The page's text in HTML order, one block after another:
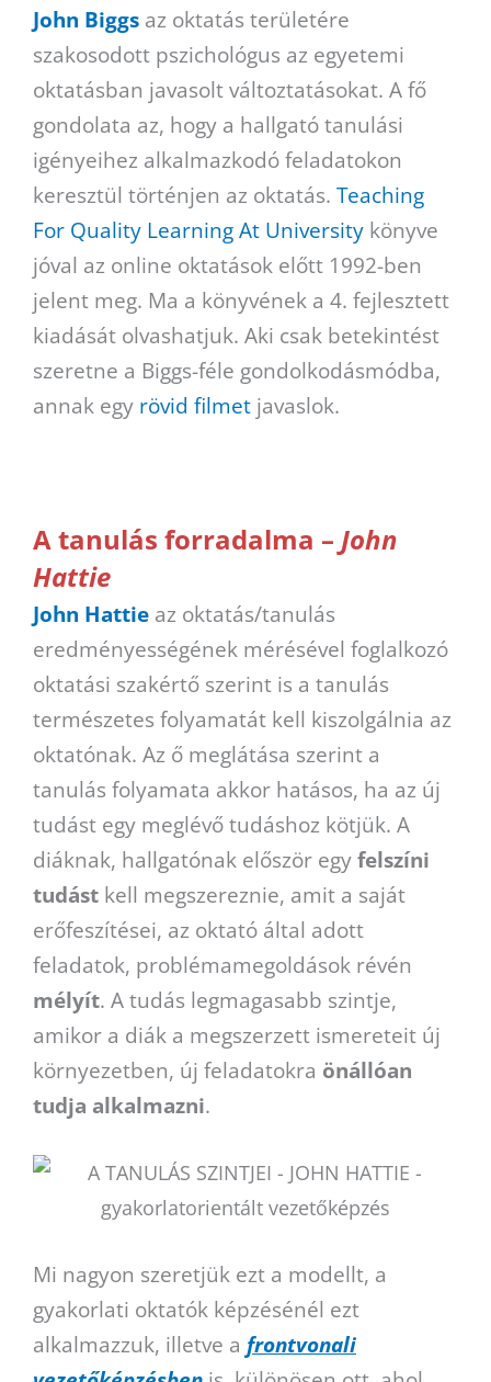
John Biggs az oktatás területére
szakosodott pszichológus az egyetemi
oktatásban javasolt változtatásokat. A fő
gondolata az, hogy a hallgató tanulási
igényeihez alkalmazkodó feladatokon
keresztül történjen az oktatás. Teaching
For Quality Learning At University könyve
jóval az online oktatások előtt 1992-ben
jelent meg. Ma a könyvének a 4. fejlesztett
kiadását olvashatjuk. Aki csak betekintést
szeretne a Biggs-féle gondolkodásmódba,
annak egy rövid filmet javaslok.
A tanulás forradalma – John
Hattie
John Hattie az oktatás/tanulás
eredményességének mérésével foglalkozó
oktatási szakértő szerint is a tanulás
természetes folyamatát kell kiszolgálnia az
oktatónak. Az ő meglátása szerint a
tanulás folyamata akkor hatásos, ha az új
tudást egy meglévő tudáshoz kötjük. A
diáknak, hallgatónak először egy felszíni
tudást kell megszereznie, amit a saját
erőfeszítései, az oktató által adott
feladatok, problémamegoldások révén
mélyít. A tudás legmagasabb szintje,
amikor a diák a megszerzett ismereteit új
környezetben, új feladatokra önállóan
tudja alkalmazni.
Mi nagyon szeretjük ezt a modellt, a
gyakorlati oktatók képzésénél ezt
alkalmazzuk, illetve a frontvonali